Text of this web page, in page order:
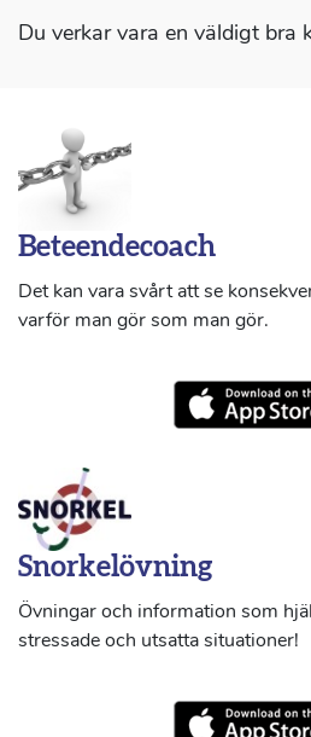
Du verkar vara en väldigt bra
Beteendecoach
Det kan vara svårt att se
varför man gör som man gör.
Snorkelövning
Övningar och information som
stressade och utsatta situationer!